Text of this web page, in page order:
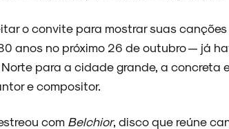
o convite para mostrar suas
anos no próximo 26 de outubro — já
para a cidade grande, a concreta
e compositor.
com Belchior, disco que reúne